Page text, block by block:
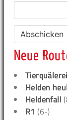
Neue
Tierquälerei
Helden
Heldenfall
R1 (6-)